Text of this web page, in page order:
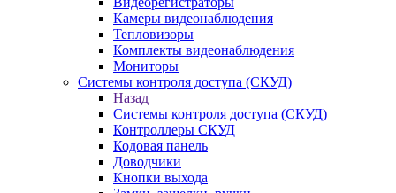
Камеры видеонаблюдения
Тепловизоры
Комплекты видеонаблюдения
Мониторы
Системы контроля доступа (СКУД)
Назад
Системы контроля доступа (СКУД)
Контроллеры СКУД
Кодовая панель
Доводчики
Кнопки выхода